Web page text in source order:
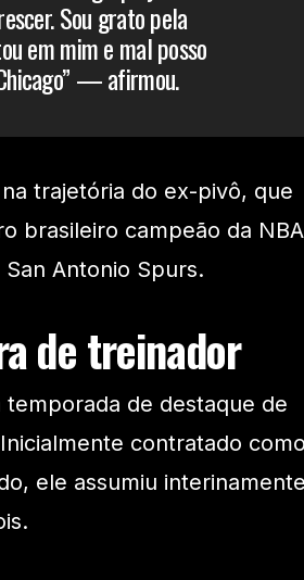
Sou grato pela
em mim e mal posso
— afirmou.
trajetória do ex-pivô, que
brasileiro campeão da
Antonio Spurs.
de treinador
de destaque de
contratado como
ele assumiu interinamente